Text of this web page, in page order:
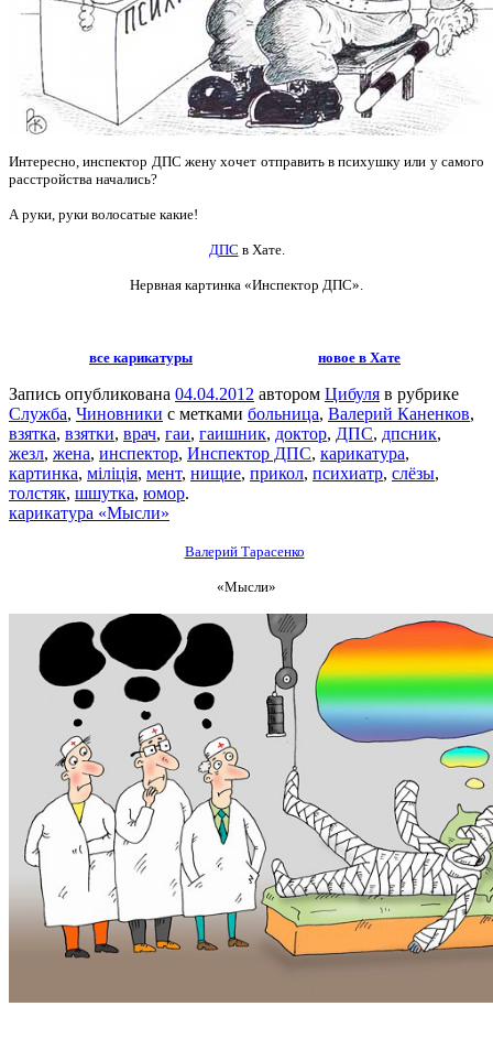
Интересно, инспектор ДПС жену хочет отправить в психушку или у самого
расстройства начались?
А руки, руки волосатые какие!
ДПС в Хате.
Нервная картинка «Инспектор ДПС».
все карикатуры новое в Хате
Запись опубликована 04.04.2012 автором Цибуля в рубрике
Служба, Чиновники с метками больница, Валерий Каненков,
взятка, взятки, врач, гаи, гаишник, доктор, ДПС, дпсник,
жезл, жена, инспектор, Инспектор ДПС, карикатура,
картинка, міліція, мент, нищие, прикол, психиатр, слёзы,
толстяк, шшутка, юмор.
карикатура «Мысли»
Валерий Тарасенко
«Мысли»